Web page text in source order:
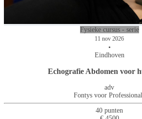
Fysieke cursus - serie
11 nov 2026
•
Eindhoven
Echografie Abdomen voor
adv
Fontys voor
40 punten